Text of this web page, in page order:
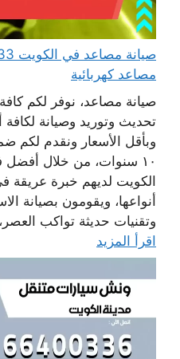
مصاعد كهربائية
صيانة مصاعد، نوفر لكم
تحديث وتوريد وصيانة لكافة
وبأقل الأسعار ونقدم لكم
١٠ سنوات، من خلال
الكويت لديهم خبرة عريقة
أنواعها، ويقومون بصيانة
وتقنيات حديثة تواكب
اقرأ المزيد